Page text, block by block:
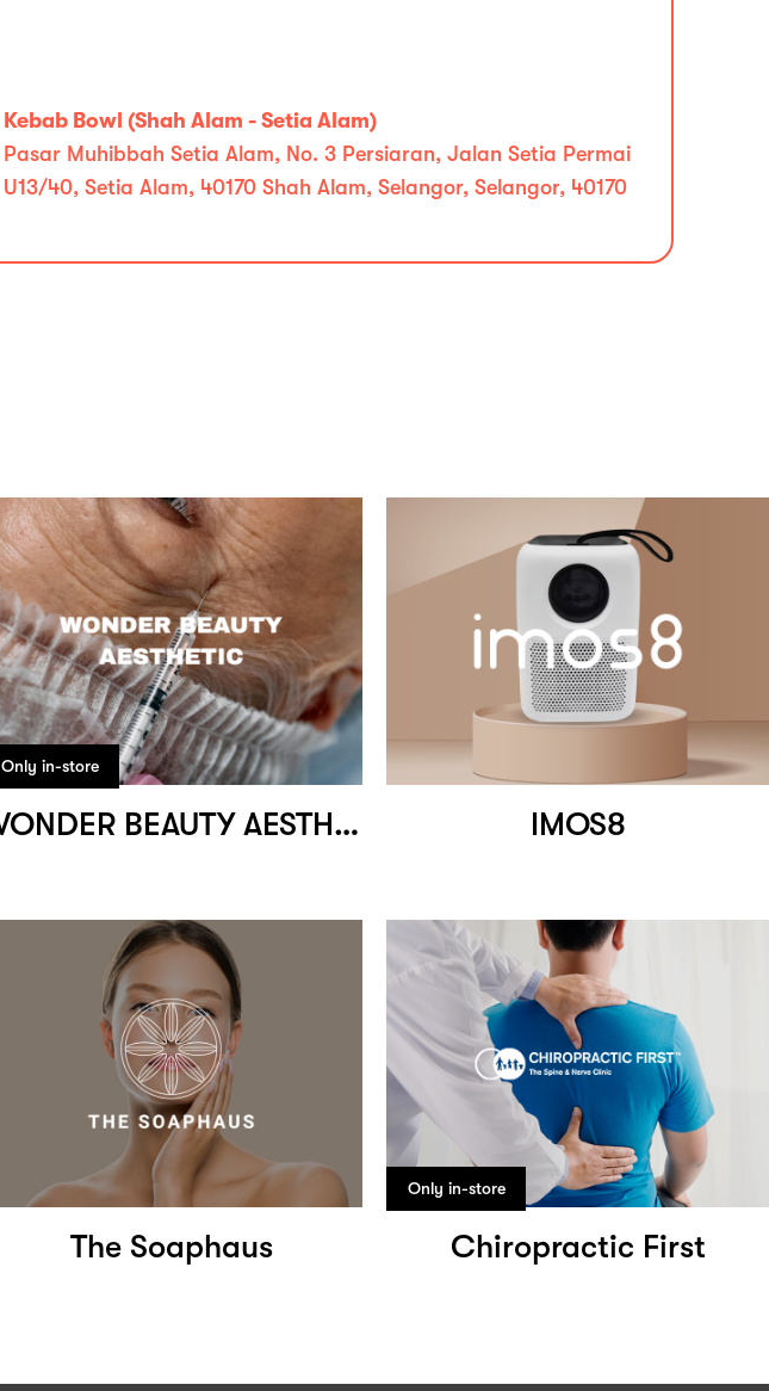
Kebab Bowl (Shah Alam - Setia Alam)
Pasar Muhibbah Setia Alam, No. 3 Persiaran, Jalan Setia Permai
U13/40, Setia Alam, 40170 Shah Alam, Selangor, Selangor, 40170
Only in-store
WONDER BEAUTY AESTHETIC IMOS8
The Soaphaus
Only in-store
Chiropractic First